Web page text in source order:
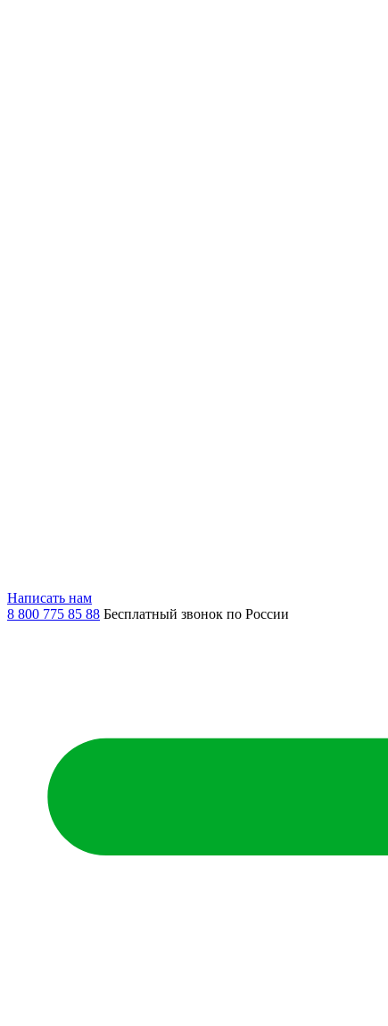
Написать нам
8 800 775 85 88 Бесплатный звонок по России